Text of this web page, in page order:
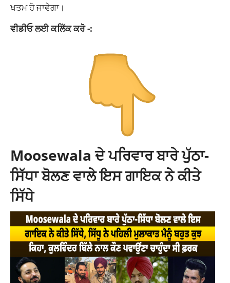
ਖਤਮ ਹੋ ਜਾਵੇਗਾ।
ਵੀਡੀਓ ਲਈ ਕਲਿੱਕ ਕਰੋ -:
Moosewala ਦੇ ਪਰਿਵਾਰ ਬਾਰੇ ਪੁੱਠਾ-
ਸਿੱਧਾ ਬੋਲਣ ਵਾਲੇ ਇਸ ਗਾਇਕ ਨੇ ਕੀਤੇ
ਸਿੱਧੇ